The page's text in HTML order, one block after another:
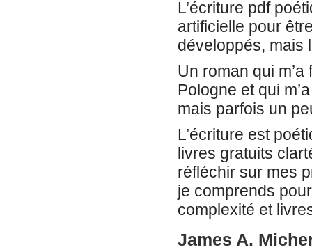
L’écriture pdf
artificielle pour
développés, mais
Un roman qui
Pologne et qui
mais parfois un
L’écriture est
livres gratuits
réfléchir sur mes
je comprends
complexité et
James A.